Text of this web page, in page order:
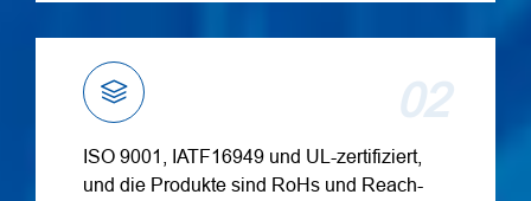
02
ISO 9001, IATF16949 und UL-zertifiziert,
und die Produkte sind RoHs und Reach-